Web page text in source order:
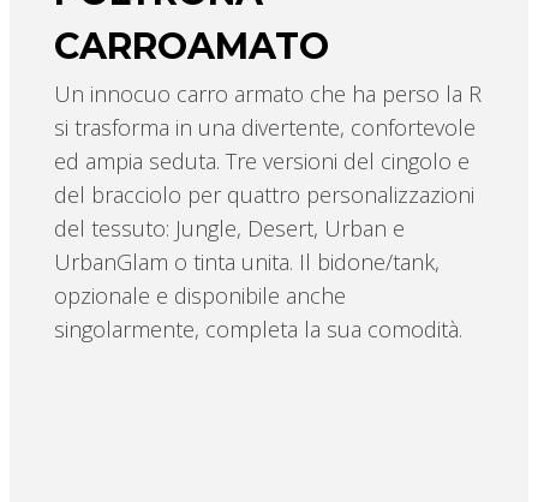
CARROAMATO
Un innocuo carro armato che ha perso la R
si trasforma in una divertente, confortevole
ed ampia seduta. Tre versioni del cingolo e
del bracciolo per quattro personalizzazioni
del tessuto: Jungle, Desert, Urban e
UrbanGlam o tinta unita. Il bidone/tank,
opzionale e disponibile anche
singolarmente, completa la sua comodità.